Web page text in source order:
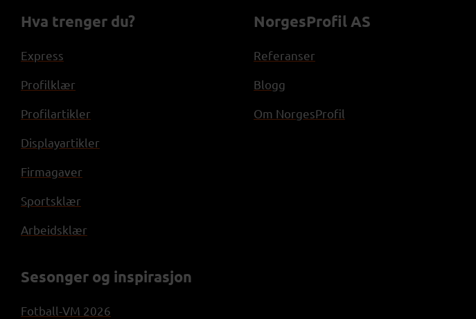
Hva trenger du?
Express
Profilklær
Profilartikler
Displayartikler
Firmagaver
Sportsklær
Arbeidsklær
Sesonger og inspirasjon
Fotball-VM 2026
NorgesProfil AS
Referanser
Blogg
Om NorgesProfil